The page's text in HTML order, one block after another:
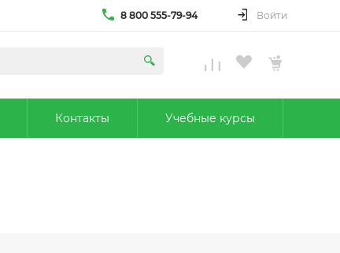
8 800 555-79-94 Войти
Контакты Учебные курсы